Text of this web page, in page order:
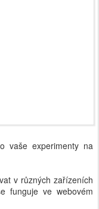
vaše experimenty na
v různých zařízeních
funguje ve webovém